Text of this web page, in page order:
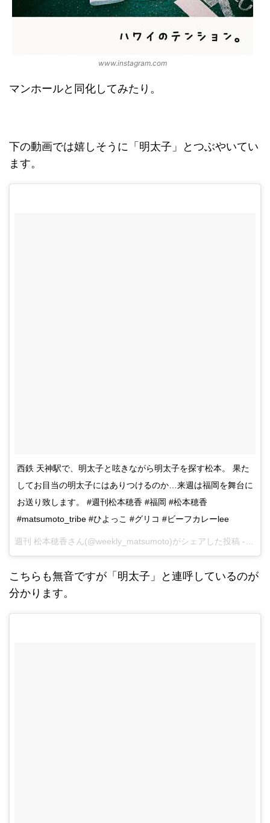
www.instagram.com
マンホールと同化してみたり。
下の動画では嬉しそうに「明太子」とつぶやいてい
ます。
西鉄 天神駅で、明太子と呟きながら明太子を探す松本。 果た
してお目当の明太子にはありつけるのか…来週は福岡を舞台に
お送り致します。 #週刊松本穂香 #福岡 #松本穂香
#matsumoto_tribe #ひよっこ #グリコ #ビーフカレーlee
こちらも無音ですが「明太子」と連呼しているのが
分かります。